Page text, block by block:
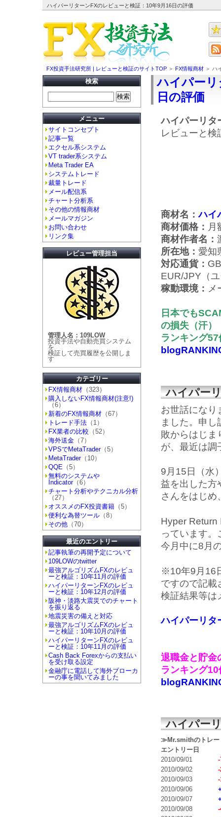
ハイパーリターンFXのレビューと検証：10年9月16日の評価
ハイパーリ
日の評価
ハイパーリタ
レビューと検
商材名：ハイ
商材価格： 月
商材作者名：
所在地： 愛知
対応通貨：
EUR/JPY（
稼動環境： メ
日本でも
の損失（汗）
ランキング
ハイパー
お世話になり
ました。申
敗からはじま
が、最近は調
9月15日（水
益を出した方
さんをはじめ
Hyper Return
っています
今月中に8月
※10年9月16
ですので記載
検証結果等は
ハイパーリタ
退職金と貯金
ランキング
ハイパー
≫Mr.smithのトレー
エントリー日
2010/09/01
2010/09/02
2010/09/03
2010/09/06
2010/09/07
2010/09/08
検索
メニュー
サイトコンセプト
記事一覧
エクセル系システム
VT trader系システム
Meta Trader EA
システムトレード
裁量トレード
メール配信系
チャート分析系
その他の情報商材
メールマガジン
お問い合わせ
リンク集
レビュー管理担当
管理人名：109LOW
投資手法や自動売買システム
を
検証して売買履歴を公開しま
す
カテゴリー
FX情報商材 （323）
購入しないFX情報商材(注意!)
（6）
新着のFX情報商材 （67）
トレード手法 （1）
FX業者の比較 （52）
海外送金 （7）
VPSでMetaTrader（5）
MetaTrader（10）
QQE （5）
無料のシステムや
Indicator（6）
チャート分析やテクニカル分析
（27）
オススメのFX投資書籍 （5）
便利な為替ツール （8）
その他 （70）
最近のエントリー
記事執筆の再開予定について
109LOWのtwitter
最強アルゴリズムFXのレビュ
ーと検証：10年11月の評価
ハイパーリターンFXのレビュ
ーと検証：10年12月の評価
阪神・淡路大震災でのチャート
を振り返る
地震災害の備えと対応
最強アルゴリズムFXのレビュ
ーと検証：10年10月の評価
ハイパーリターンFXのレビュ
ーと検証：10年11月の評価
Cash Back Forexからの支払い
を受け取る設定
金融庁に電話して海外ブローカ
ーの事を聞いてみました
FX投資手法研究所 | レビューと検証のサイトTOP ＞ FX情報商材 ＞ ハ